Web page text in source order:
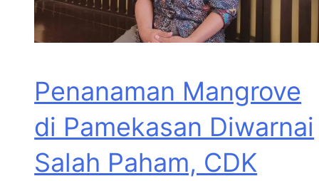
Penanaman Mangrove
di Pamekasan Diwarnai
Salah Paham, CDK